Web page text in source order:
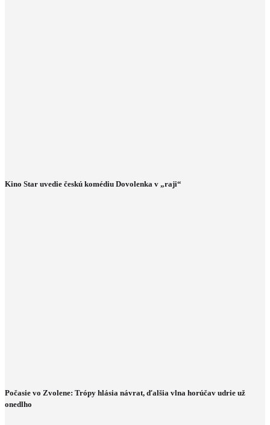
Kino Star uvedie českú komédiu Dovolenka v „raji“
Počasie vo Zvolene: Trópy hlásia návrat, ďalšia vlna horúčav udrie už
onedlho